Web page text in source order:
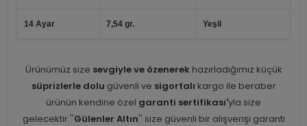
14 Ayar 7,54 gr. Yeşil
Ürünümüz size sevgiyle ve özenerekhazırladığımız küçük
süprizlerle dolu güvenli ve sigortalı kargo ile beraber
ürünün kendine özel garanti sertifikası'yla size
gelecektir.''Gülenler Altın'' size güvenli bir alışverişi garanti